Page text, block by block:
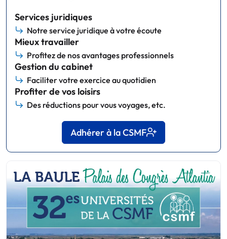
Services juridiques
Notre service juridique à votre écoute
Mieux travailler
Profitez de nos avantages professionnels
Gestion du cabinet
Faciliter votre exercice au quotidien
Profiter de vos loisirs
Des réductions pour vous voyages, etc.
Adhérer à la CSMF